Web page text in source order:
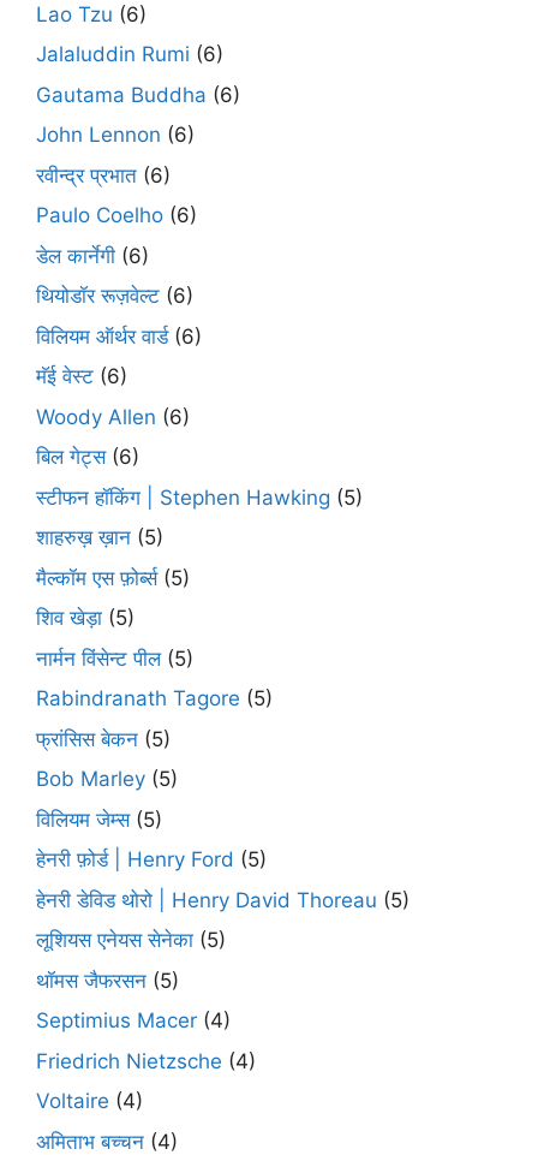
Lao Tzu (6)
Jalaluddin Rumi (6)
Gautama Buddha (6)
John Lennon (6)
रवीन्द्र प्रभात (6)
Paulo Coelho (6)
डेल कार्नेगी (6)
थियोडॉर रूज़वेल्ट (6)
विलियम ऑर्थर वार्ड(6)
मॅई वेस्ट (6)
Woody Allen (6)
बिल गेट्स(6)
स्टीफन हॉकिंग | Stephen Hawking (5)
शाहरुख़ ख़ान (5)
मैल्कॉम एस फ़ोर्ब्स(5)
शिव खेड़ा (5)
नार्मन विंसेन्ट पील(5)
Rabindranath Tagore (5)
फ्रांसिस बेकन (5)
Bob Marley (5)
विलियम जेम्स(5)
हेनरी फ़ोर्ड | Henry Ford (5)
हेनरी डेविड थोरो | Henry David Thoreau (5)
लूशियस एनेयस सेनेका (5)
थॉमस जैफरसन (5)
Septimius Macer (4)
Friedrich Nietzsche (4)
Voltaire (4)
अमिताभ बच्चन (4)